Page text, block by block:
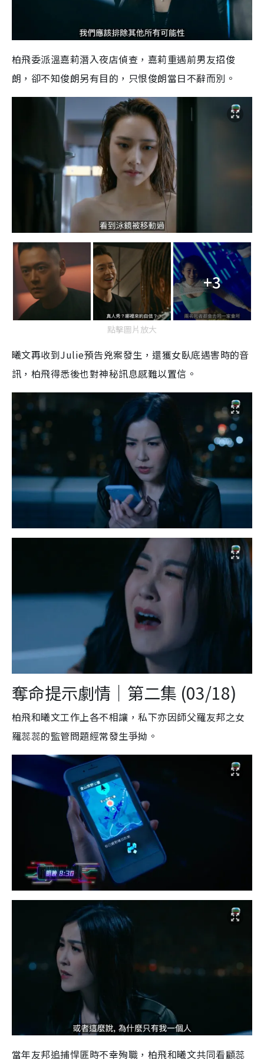
柏飛委派溫嘉莉潛入夜店偵查，嘉莉重遇前男友招俊
朗，卻不知俊朗另有目的，只恨俊朗當日不辭而別。
+3
點擊圖片放大
曦文再收到Julie預告兇案發生，還獲女臥底遇害時的音
訊，柏飛得悉後也對神秘訊息感難以置信。
奪命提示劇情｜ 第二集 (03/18)
柏飛和曦文工作上各不相讓，私下亦因師父羅友邦之女
羅蕊蕊的監管問題經常發生爭拗。
當年友邦追捕悍匪時不幸殉職，柏飛和曦文共同看顧蕊